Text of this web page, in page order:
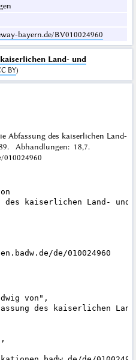
bayern.de/BV010024960
Land- und
BY)
Abfassung des kaiserlichen Land-
Abhandlungen: 18,7.
des kaiserlichen Land- und
de/010024960
von",
des kaiserlichen